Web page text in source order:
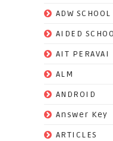
ADW SCHOOL
AIDED
AIT PERAVAI
ALM
ANDROID
Answer Key
ARTICLES